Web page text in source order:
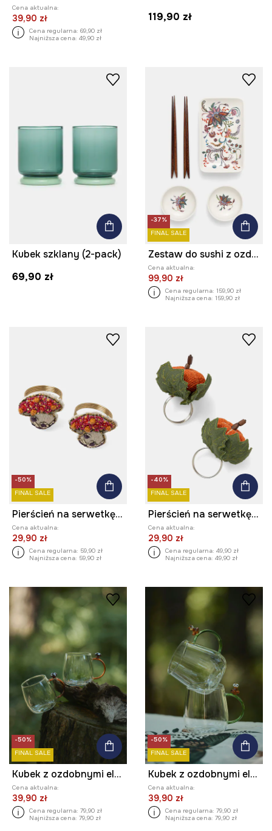
Cena aktualna:
39,90 zł
Cena regularna: 69,90 zł
Najniższa cena: 49,90 zł
119,90 zł
Kubek szklany (2-pack)
69,90 zł
-37%
FINAL SALE
Zestaw do sushi z ozdobnym wzorem
Cena aktualna:
99,90 zł
Cena regularna: 159,90 zł
Najniższa cena: 159,90 zł
-50%
FINAL SALE
Pierścień na serwetkę - grzyb (2-pack)
Cena aktualna:
29,90 zł
Cena regularna: 59,90 zł
Najniższa cena: 59,90 zł
-40%
FINAL SALE
Pierścień na serwetkę - dynia (2-pack)
Cena aktualna:
29,90 zł
Cena regularna: 49,90 zł
Najniższa cena: 49,90 zł
-50%
FINAL SALE
Kubek z ozdobnymi elementami (2-pack)
Cena aktualna:
39,90 zł
Cena regularna: 79,90 zł
Najniższa cena: 79,90 zł
-50%
FINAL SALE
Kubek z ozdobnymi elementami (2-pack)
Cena aktualna:
39,90 zł
Cena regularna: 79,90 zł
Najniższa cena: 79,90 zł